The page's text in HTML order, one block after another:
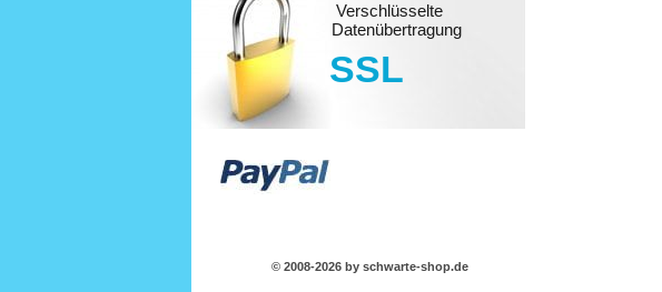
Verschlüsselte
Datenübertragung
SSL
© 2008-2026 by schwarte-shop.de